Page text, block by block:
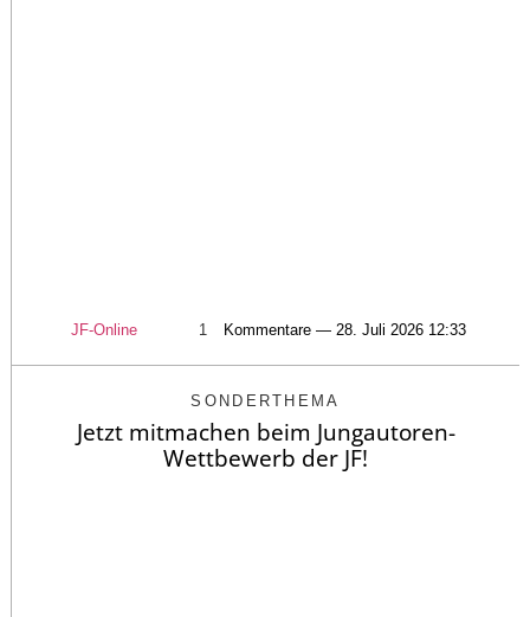
JF-Online 1 Kommentare — 28. Juli 2026 12:33
SONDERTHEMA
Jetzt mitmachen beim Jungautoren-
Wettbewerb der JF!